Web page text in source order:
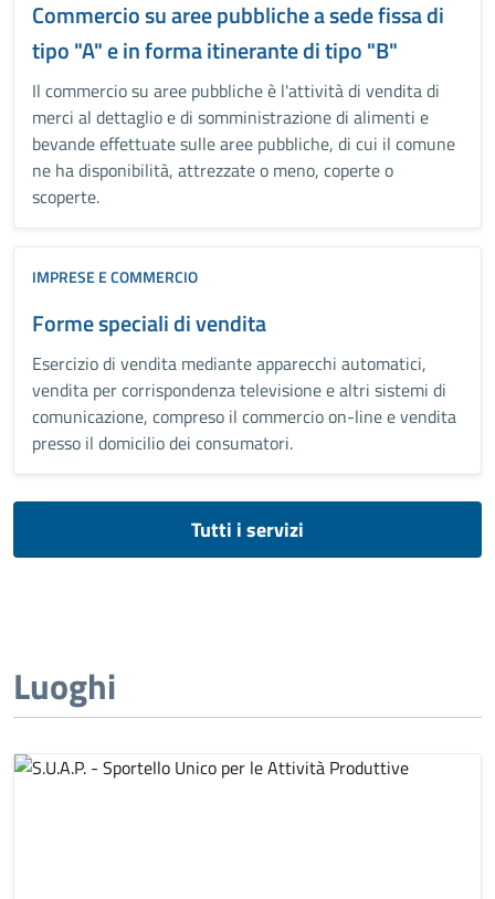
Commercio su aree pubbliche a sede fissa di
tipo "A" e in forma itinerante di tipo "B"
Il commercio su aree pubbliche è l'attività di vendita di
merci al dettaglio e di somministrazione di alimenti e
bevande effettuate sulle aree pubbliche, di cui il comune
ne ha disponibilità, attrezzate o meno, coperte o
scoperte.
IMPRESE E COMMERCIO
Forme speciali di vendita
Esercizio di vendita mediante apparecchi automatici,
vendita per corrispondenza televisione e altri sistemi di
comunicazione, compreso il commercio on-line e vendita
presso il domicilio dei consumatori.
Tutti i servizi
Luoghi